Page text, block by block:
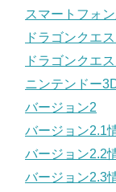
スマートフォ
ドラゴンクエ
ドラゴンクエ
ニンテンドー
バージョン2
バージョン2.1
バージョン2.2
バージョン2.3